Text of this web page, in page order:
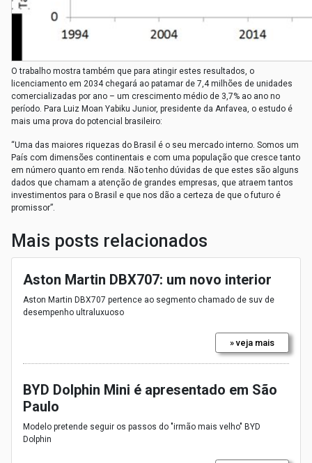
O trabalho mostra também que para atingir estes resultados, o
licenciamento em 2034 chegará ao patamar de 7,4 milhões de unidades
comercializadas por ano – um crescimento médio de 3,7% ao ano no
período. Para Luiz Moan Yabiku Junior, presidente da Anfavea, o estudo é
mais uma prova do potencial brasileiro:
“Uma das maiores riquezas do Brasil é o seu mercado interno. Somos um
País com dimensões continentais e com uma população que cresce tanto
em número quanto em renda. Não tenho dúvidas de que estes são alguns
dados que chamam a atenção de grandes empresas, que atraem tantos
investimentos para o Brasil e que nos dão a certeza de que o futuro é
promissor”.
Mais posts relacionados
Aston Martin DBX707: um novo interior
Aston Martin DBX707 pertence ao segmento chamado de suv de
desempenho ultraluxuoso
» veja mais
BYD Dolphin Mini é apresentado em São
Paulo
Modelo pretende seguir os passos do "irmão mais velho" BYD
Dolphin